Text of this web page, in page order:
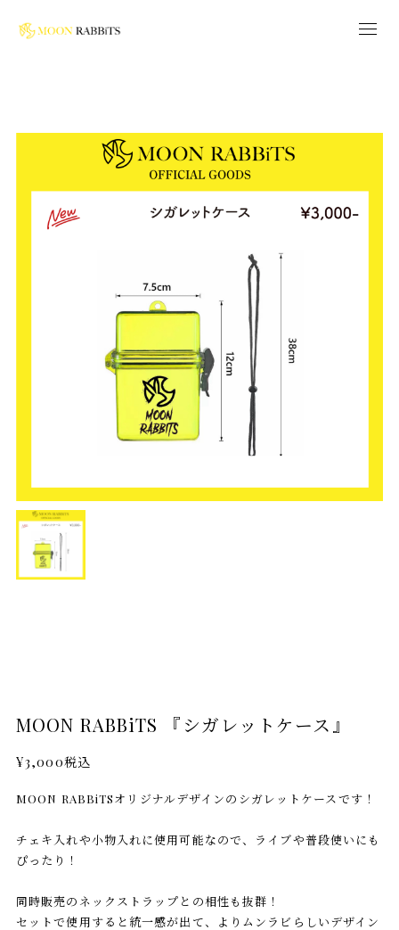
MOON RABBiTS 『シガレットケース』
¥3,000税込
MOON RABBiTSオリジナルデザインのシガレットケースです！
チェキ入れや小物入れに使用可能なので、ライブや普段使いにも
ぴったり！
同時販売のネックストラップとの相性も抜群！
セットで使用すると統一感が出て、よりムンラビらしいデザイン